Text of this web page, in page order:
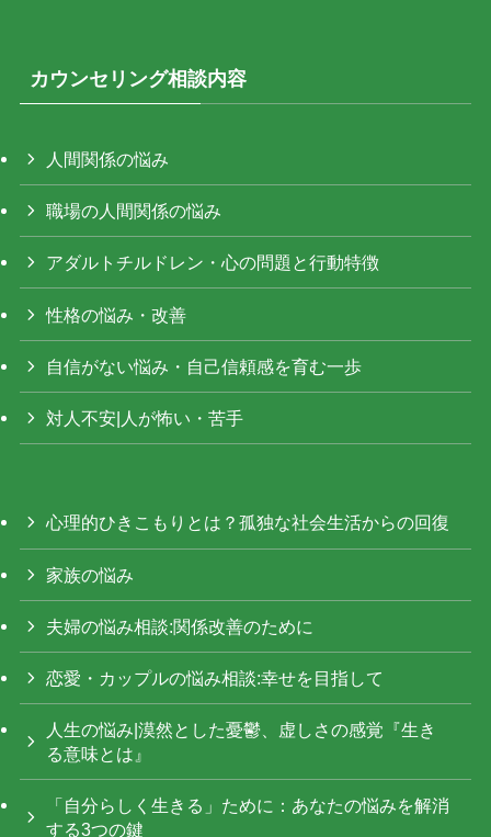
カウンセリング相談内容
人間関係の悩み
職場の人間関係の悩み
アダルトチルドレン・心の問題と行動特徴
性格の悩み・改善
自信がない悩み・自己信頼感を育む一歩
対人不安|人が怖い・苦手
心理的ひきこもりとは？孤独な社会生活からの回復
家族の悩み
夫婦の悩み相談:関係改善のために
恋愛・カップルの悩み相談:幸せを目指して
人生の悩み|漠然とした憂鬱、虚しさの感覚『生き
る意味とは』
「自分らしく生きる」ために：あなたの悩みを解消
する3つの鍵